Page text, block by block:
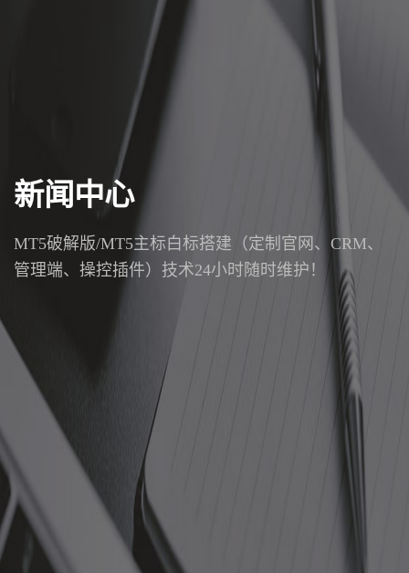
新闻中心
MT5破解版/MT5主标白标搭建（定制官网、CRM、
管理端、操控插件）技术24小时随时维护！